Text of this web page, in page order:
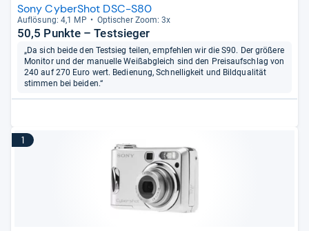
Sony CyberShot DSC-S80
Auf­lö­sung: 4,1 MP Opti­scher Zoom: 3x
50,5 Punkte – Testsieger
„Da sich beide den Testsieg teilen, empfehlen wir die S90. Der größere
Monitor und der manuelle Weißabgleich sind den Preisaufschlag von
240 auf 270 Euro wert. Bedienung, Schnelligkeit und Bildqualität
stimmen bei beiden.“
1